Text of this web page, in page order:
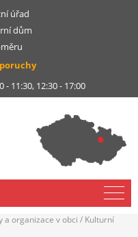
úřad
dům
11:30, 12:30 - 17:00
a organizace v obci / Kulturní